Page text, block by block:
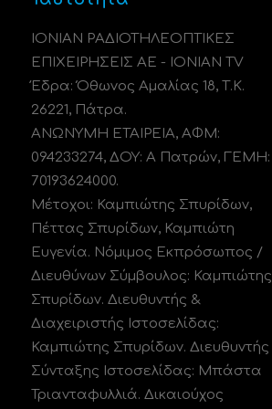
ΙΟΝΙΑΝ ΡΑΔΙΟΤΗΛΕΟΠΤΙΚΕΣ
ΕΠΙΧΕΙΡΗΣΕΙΣ ΑΕ - IONIAN TV
Έδρα: Όθωνος Αμαλίας 18, Τ.Κ.
26221, Πάτρα.
ΑΝΩΝΥΜΗ ΕΤΑΙΡΕΙΑ, ΑΦΜ:
094233274, ΔΟΥ: A Πατρών, ΓΕΜΗ:
70193624000.
Μέτοχοι: Καμπιώτης Σπυρίδων,
Πέττας Σπυρίδων, Καμπιώτη
Ευγενία. Νόμιμος Εκπρόσωπος /
Διευθύνων Σύμβουλος: Καμπιώτης
Σπυρίδων. Διευθυντής &
Διαχειριστής Ιστοσελίδας:
Καμπιώτης Σπυρίδων. Διευθυντής
Σύνταξης Ιστοσελίδας: Μπάστα
Τριανταφυλλιά. Δικαιούχος